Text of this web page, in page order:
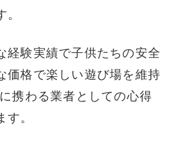
経験実績で子供たちの安全
価格で楽しい遊び場を維持
携わる業者としての心得
す。